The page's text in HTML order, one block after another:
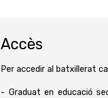
Accès
Per accedir al batxillerat
- Graduat en educació